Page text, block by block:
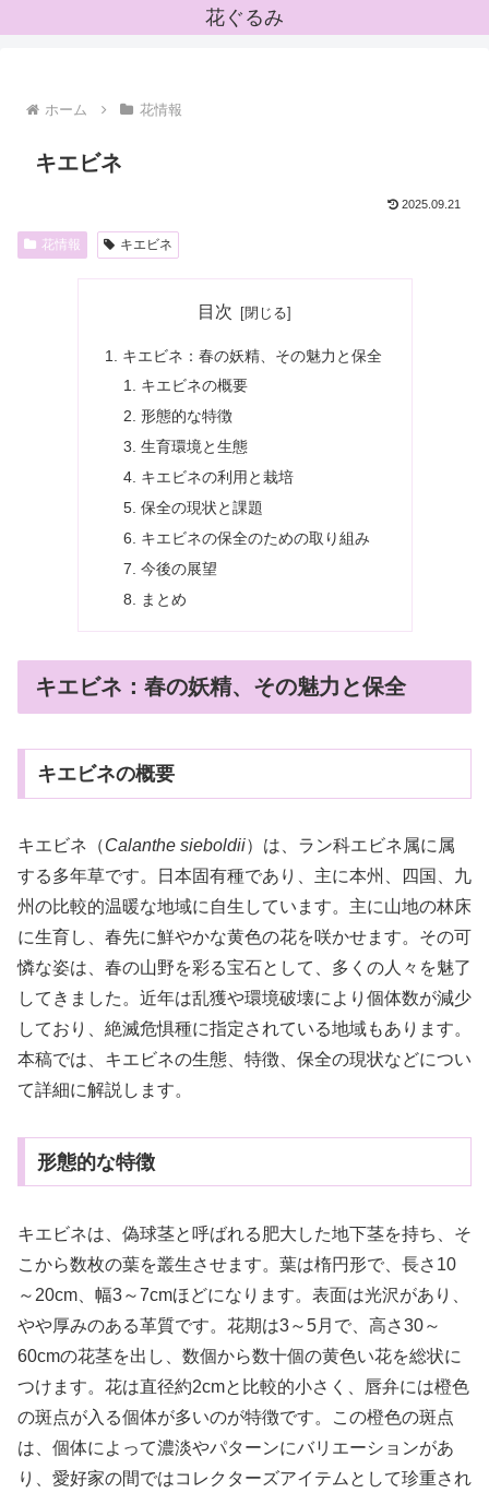
花ぐるみ
ホーム 花情報
キエビネ
2025.09.21
花情報 キエビネ
目次
キエビネ：春の妖精、その魅力と保全
キエビネの概要
形態的な特徴
生育環境と生態
キエビネの利用と栽培
保全の現状と課題
キエビネの保全のための取り組み
今後の展望
まとめ
キエビネ：春の妖精、その魅力と保全
キエビネの概要
キエビネ（Calanthe sieboldii）は、ラン科エビネ属に属
する多年草です。日本固有種であり、主に本州、四国、九
州の比較的温暖な地域に自生しています。主に山地の林床
に生育し、春先に鮮やかな黄色の花を咲かせます。その可
憐な姿は、春の山野を彩る宝石として、多くの人々を魅了
してきました。近年は乱獲や環境破壊により個体数が減少
しており、絶滅危惧種に指定されている地域もあります。
本稿では、キエビネの生態、特徴、保全の現状などについ
て詳細に解説します。
形態的な特徴
キエビネは、偽球茎と呼ばれる肥大した地下茎を持ち、そ
こから数枚の葉を叢生させます。葉は楕円形で、長さ10
～20cm、幅3～7cmほどになります。表面は光沢があり、
やや厚みのある革質です。花期は3～5月で、高さ30～
60cmの花茎を出し、数個から数十個の黄色い花を総状に
つけます。花は直径約2cmと比較的小さく、唇弁には橙色
の斑点が入る個体が多いのが特徴です。この橙色の斑点
は、個体によって濃淡やパターンにバリエーションがあ
り、愛好家の間ではコレクターズアイテムとして珍重され